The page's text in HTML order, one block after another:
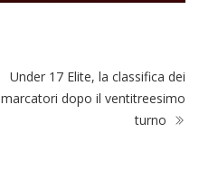
Under 17 Elite, la classifica dei
marcatori dopo il ventitreesimo
turno